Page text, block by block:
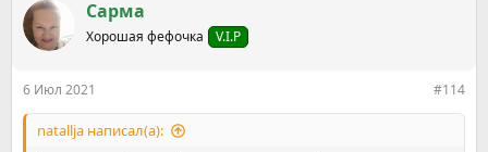
к
ц
и
Сарма
Хорошая фефочка V.I.P
6 Июл 2021 #114
natallja написал(а):